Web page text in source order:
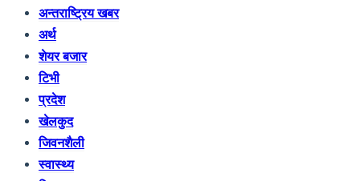
अन्तराष्ट्रिय खबर
अर्थ
शेयर बजार
टिभी
प्रदेश
खेलकुद
जिवनशैली
स्वास्थ्य